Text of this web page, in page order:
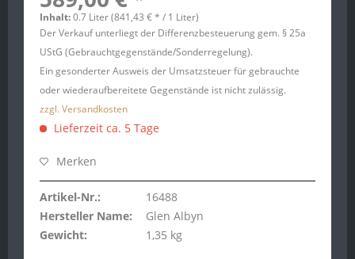
Inhalt:0.7 Liter (841,43 € * / 1 Liter)
Der Verkauf unterliegt der Differenzbesteuerung gem. § 25a
UStG (Gebrauchtgegenstände/Sonderregelung).
Ein gesonderter Ausweis der Umsatzsteuer für gebrauchte
oder wiederaufbereitete Gegenstände ist nicht zulässig.
zzgl. Versandkosten
Lieferzeit ca. 5 Tage
Merken
Artikel-Nr.:
16488
Hersteller Name:
Glen Albyn
Gewicht:
1,35 kg